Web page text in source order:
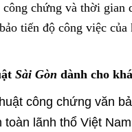
chứng và thời gian
tiến độ công việc của
Sài Gòn dành cho
công chứng văn
toàn lãnh thổ Việt